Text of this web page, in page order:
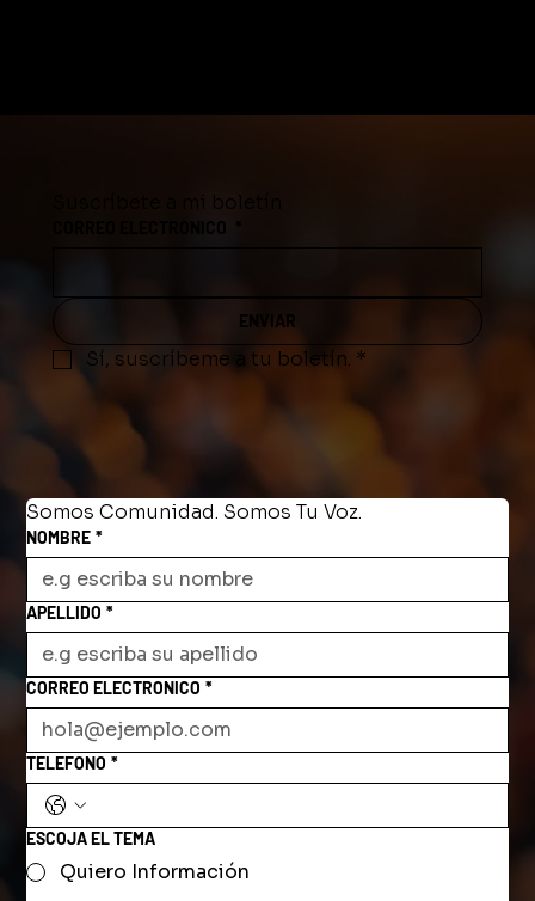
Suscríbete a mi boletín
CORREO ELECTRONICO
ENVIAR
Sí, suscríbeme a tu boletín. *
Somos Comunidad. Somos Tu Voz.
NOMBRE *
APELLIDO *
CORREO ELECTRONICO *
TELEFONO *
ESCOJA EL TEMA
Quiero Información